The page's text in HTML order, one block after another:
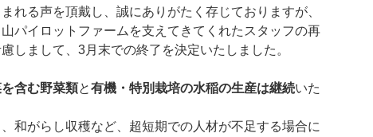
れる声を頂戴し、誠にありがたく存じておりますが、
パイロットファームを支えてきてくれたスタッフの再
しまして、3月末での終了を決定いたしました。
含む野菜類と有機・特別栽培の水稲の生産は継続いた
和がらし収穫など、超短期での人材が不足する場合に